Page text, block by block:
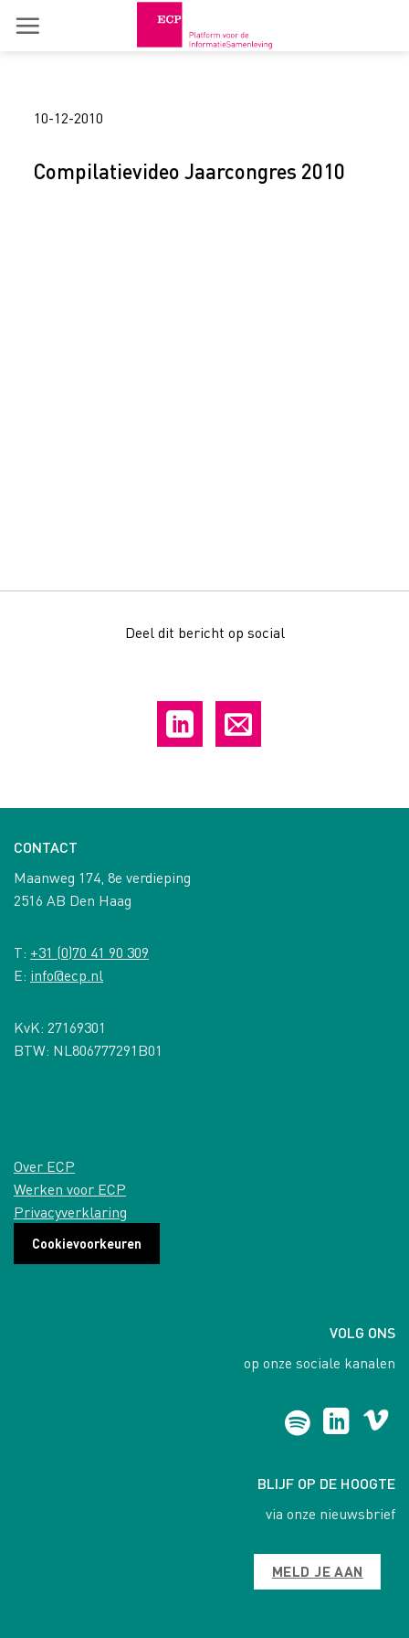
10-12-2010
Compilatievideo Jaarcongres 2010
Deel dit bericht op social
CONTACT
Maanweg 174, 8e verdieping
2516 AB Den Haag
T: +31 (0)70 41 90 309
E: info@ecp.nl
KvK: 27169301
BTW: NL806777291B01
Over ECP
Werken voor ECP
Privacyverklaring
Cookievoorkeuren
VOLG ONS
op onze sociale kanalen
BLIJF OP DE HOOGTE
via onze nieuwsbrief
MELD JE AAN